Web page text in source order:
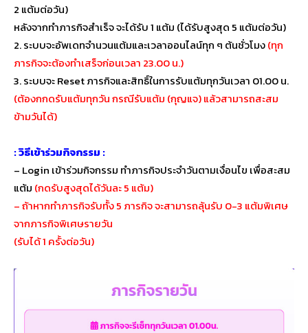
2 แต้มต่อวัน)
หลังจากทำภารกิจสำเร็จ จะได้รับ 1 แต้ม (ได้รับสูงสุด 5 แต้มต่อวัน)
2. ระบบจะอัพเดทจำนวนแต้มและเวลาออนไลน์ทุก ๆ ต้นชั่วโมง(ทุก
ภารกิจจะต้องทำเสร็จก่อนเวลา 23.00 น.)
3. ระบบจะ Reset ภารกิจและสิทธิ์ในการรับแต้มทุกวันเวลา 01.00 น.
(ต้องกกดรับแต้มทุกวัน กรณีรับแต้ม (กุญแจ) แล้วสามารถสะสม
ข้ามวันได้)
: วิธีเข้าร่วมกิจกรรม :
– Login เข้าร่วมกิจกรรม ทำภารกิจประจำวันตามเงื่อนไข เพื่อสะสม
แต้ม (กดรับสูงสุดได้วันละ 5 แต้ม)
– ถ้าหากทำภารกิจรับทั้ง 5 ภารกิจ จะสามารถลุ้นรับ 0-3 แต้มพิเศษ
จากภารกิจพิเศษรายวัน
(รับได้ 1 ครั้งต่อวัน)